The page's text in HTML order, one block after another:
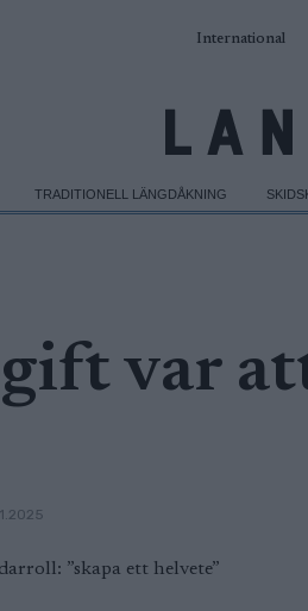
International
TRADITIONELL LÄNGDÅKNING
var